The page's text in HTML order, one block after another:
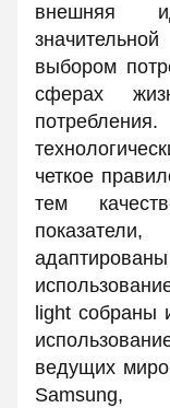
внешняя
выбором
сферах
четкое
тем
light собраны
ведущих